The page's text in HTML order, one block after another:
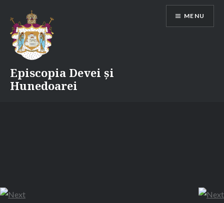
content
Episcopia Devei și
Hunedoarei
MENU